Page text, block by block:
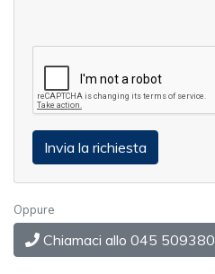
Oppure
Chiamaci allo 045 509380